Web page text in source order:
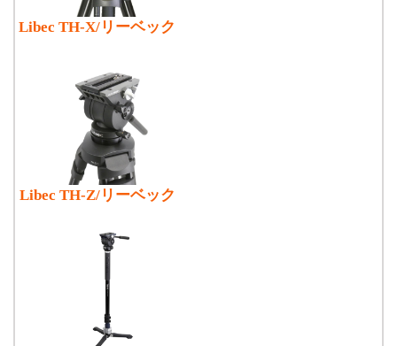
Libec TH-X/リーベック
Libec TH-Z/リーベック